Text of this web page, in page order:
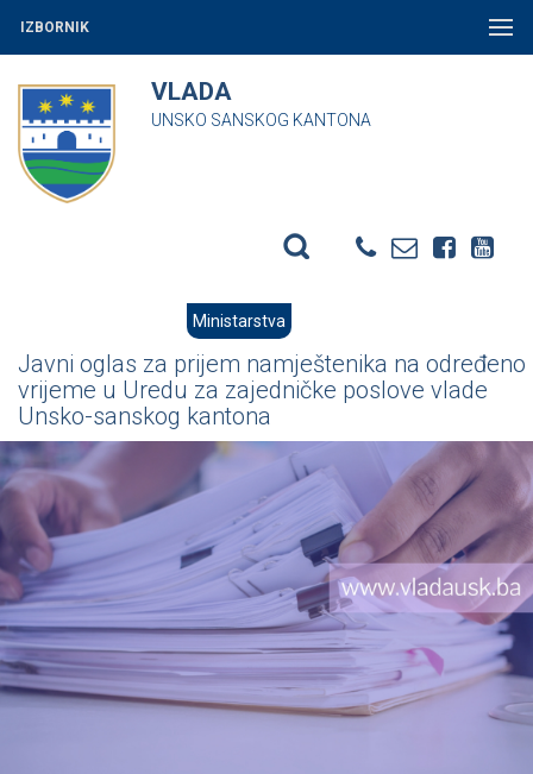
IZBORNIK
VLADA
UNSKO SANSKOG KANTONA
Ministarstva
Javni oglas za prijem namještenika na određeno
vrijeme u Uredu za zajedničke poslove vlade
Unsko-sanskog kantona